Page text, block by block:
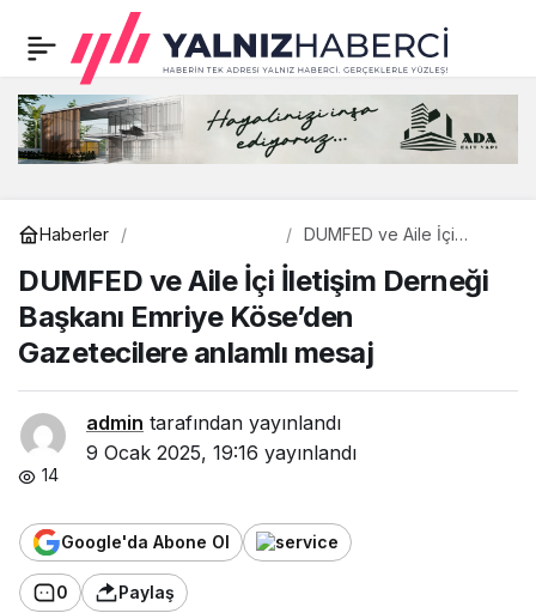
Haberler
DUMFED ve Aile İçi
Emriye Köse’den
Gazetecilere anlamlı
mesaj
DUMFED ve Aile İçi İletişim Derneği
Başkanı Emriye Köse’den
Gazetecilere anlamlı mesaj
admin tarafından yayınlandı
9 Ocak 2025, 19:16 yayınlandı
14
Google'da Abone Ol
0 Paylaş
DUMFED ve Aile İçi
İletişim Derneği Başkanı
Emriye Köse’den
Gazetecilere anlamlı
mesaj